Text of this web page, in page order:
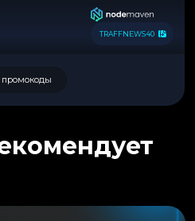
TRAFFNEWS40
промокоды